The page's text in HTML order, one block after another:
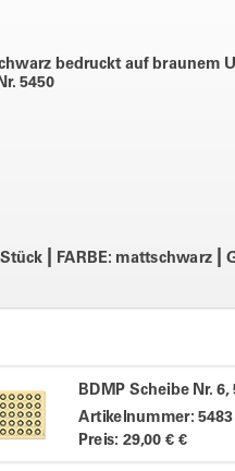
bedruckt auf braunem
5450
Stück FARBE: mattschwarz
BDMP Scheibe Nr. 6,
Artikelnummer: 5483
Preis: 29,00 € €